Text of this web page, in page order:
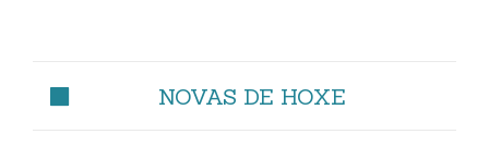
NOVAS DE HOXE